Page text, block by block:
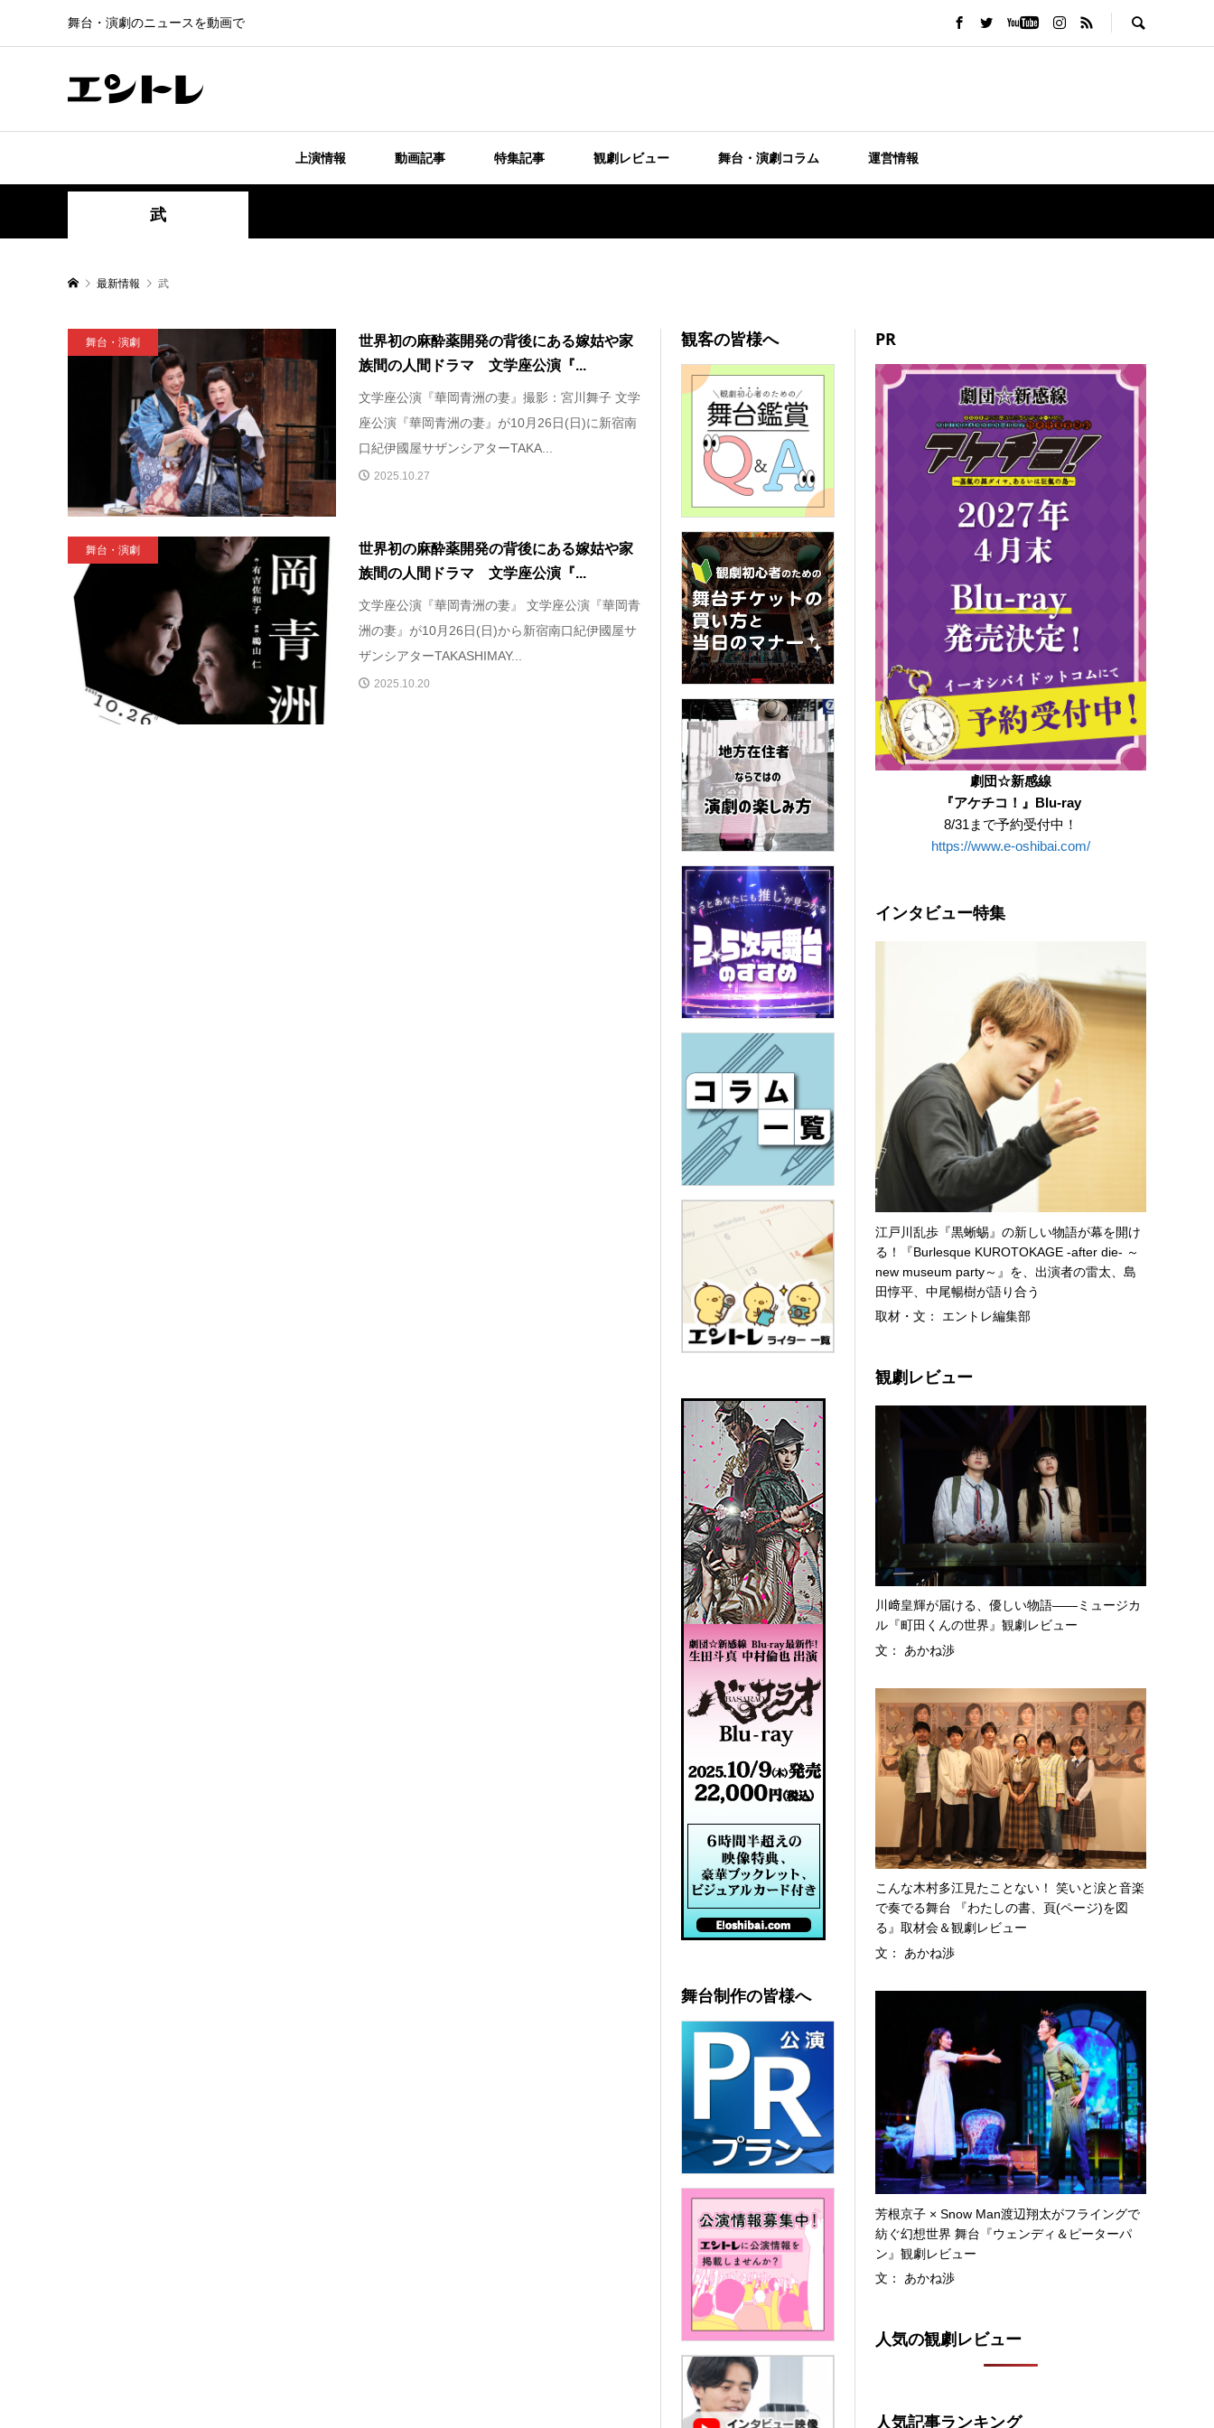
舞台・演劇のニュースを動画で
上演情報 動画記事 特集記事 観劇レビュー 舞台・演劇コラム 運営情報
武
最新情報 武
舞台・演劇
世界初の麻酔薬開発の背後にある嫁姑や家
族間の人間ドラマ 文学座公演『...
文学座公演『華岡青洲の妻』撮影：宮川舞子 文学
座公演『華岡青洲の妻』が10月26日(日)に新宿南
口紀伊國屋サザンシアターTAKA...
2025.10.27
舞台・演劇
世界初の麻酔薬開発の背後にある嫁姑や家
族間の人間ドラマ 文学座公演『...
文学座公演『華岡青洲の妻』 文学座公演『華岡青
洲の妻』が10月26日(日)から新宿南口紀伊國屋サ
ザンシアターTAKASHIMAY...
2025.10.20
PR
劇団☆新感線
『アケチコ！』Blu-ray
8/31まで予約受付中！
https://www.e-oshibai.com/
インタビュー特集
江戸川乱歩『黒蜥蜴』の新しい物語が幕を開け
る！『Burlesque KUROTOKAGE -after die- ～
new museum party～』を、出演者の雷太、島
田惇平、中尾暢樹が語り合う
取材・文： エントレ編集部
観劇レビュー
川﨑皇輝が届ける、優しい物語――ミュージカ
ル『町田くんの世界』観劇レビュー
文： あかね渉
こんな木村多江見たことない！ 笑いと涙と音楽
で奏でる舞台 『わたしの書、頁(ページ)を図
る』取材会＆観劇レビュー
文： あかね渉
芳根京子 × Snow Man渡辺翔太がフライングで
紡ぐ幻想世界 舞台『ウェンディ＆ピーターパ
ン』観劇レビュー
文： あかね渉
人気の観劇レビュー
人気記事ランキング
観客の皆様へ
舞台制作の皆様へ